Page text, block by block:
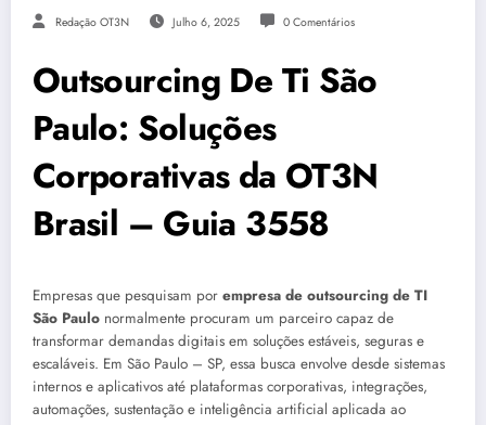
Redação OT3N Julho 6, 2025 0 Comentários
Outsourcing De Ti São
Paulo: Soluções
Corporativas da OT3N
Brasil – Guia 3558
Empresas que pesquisam por empresa de outsourcing de TI
São Paulo normalmente procuram um parceiro capaz de
transformar demandas digitais em soluções estáveis, seguras e
escaláveis. Em São Paulo – SP, essa busca envolve desde sistemas
internos e aplicativos até plataformas corporativas, integrações,
automações, sustentação e inteligência artificial aplicada ao